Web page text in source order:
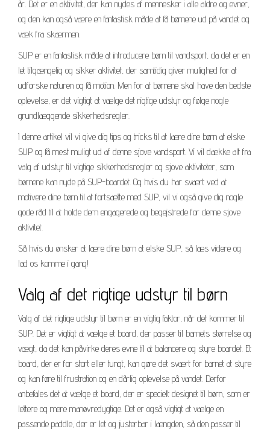
år. Det er en aktivitet, der kan nydes af mennesker i alle aldre og evner,
og den kan også være en fantastisk måde at få børnene ud på vandet og
væk fra skærmen.
SUP er en fantastisk måde at introducere børn til vandsport, da det er en
let tilgængelig og sikker aktivitet, der samtidig giver mulighed for at
udforske naturen og få motion. Men for at børnene skal have den bedste
oplevelse, er det vigtigt at vælge det rigtige udstyr og følge nogle
grundlæggende sikkerhedsregler.
I denne artikel vil vi give dig tips og tricks til at lære dine børn at elske
SUP og få mest muligt ud af denne sjove vandsport. Vi vil dække alt fra
valg af udstyr til vigtige sikkerhedsregler og sjove aktiviteter, som
børnene kan nyde på SUP-boardet. Og hvis du har svært ved at
motivere dine børn til at fortsætte med SUP, vil vi også give dig nogle
gode råd til at holde dem engagerede og begejstrede for denne sjove
aktivitet.
Så hvis du ønsker at lære dine børn at elske SUP, så læs videre og
lad os komme i gang!
Valg af det rigtige udstyr til børn
Valg af det rigtige udstyr til børn er en vigtig faktor, når det kommer til
SUP. Det er vigtigt at vælge et board, der passer til barnets størrelse og
vægt, da det kan påvirke deres evne til at balancere og styre boardet. Et
board, der er for stort eller tungt, kan gøre det svært for barnet at styre
og kan føre til frustration og en dårlig oplevelse på vandet. Derfor
anbefales det at vælge et board, der er specielt designet til børn, som er
lettere og mere manøvredygtige. Det er også vigtigt at vælge en
passende paddle, der er let og justerbar i længden, så den passer til